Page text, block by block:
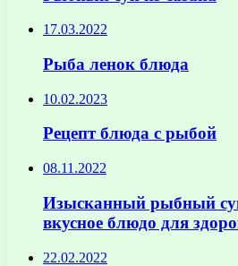
17.03.2022
Рыба ленок блюда
10.02.2023
Рецепт блюда с рыбой
08.11.2022
Изысканный рыбный
вкусное блюдо для
22.02.2022